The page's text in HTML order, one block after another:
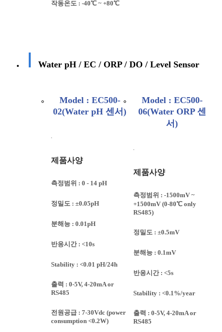
작동온도 : -40℃ ~ +80℃
Water pH / EC / ORP / DO / Level Sensor
Model : EC500-
02(Water pH 센서)
제품사양
측정범위 : 0 - 14 pH
정밀도 : ±0.05pH
분해능 : 0.01pH
반응시간 : <10s
Stability : <0.01 pH/24h
출력 : 0-5V, 4-20mA or
RS485
전원공급 : 7-30Vdc (power
consumption <0.2W)
Model : EC500-
06(Water ORP 센
서)
제품사양
측정범위 : -1500mV ~
+1500mV (0-80℃ only
RS485)
정밀도 : ±0.5mV
분해능 : 0.1mV
반응시간 : <5s
Stability : <0.1%/year
출력 : 0-5V, 4-20mA or
RS485